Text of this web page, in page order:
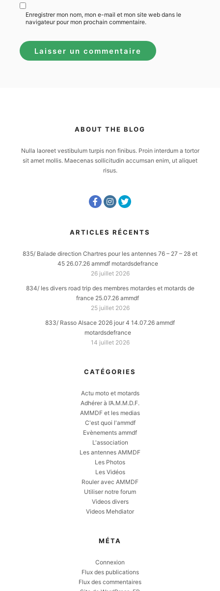
Enregistrer mon nom, mon e-mail et mon site web dans le
navigateur pour mon prochain commentaire.
ABOUT THE BLOG
Nulla laoreet vestibulum turpis non finibus. Proin interdum a tortor
sit amet mollis. Maecenas sollicitudin accumsan enim, ut aliquet
risus.
ARTICLES RÉCENTS
835/ Balade direction Chartres pour les antennes 76 – 27 – 28 et
45 26.07.26 ammdf motardsdefrance
26 juillet 2026
834/ les divers road trip des membres motardes et motards de
france 25.07.26 ammdf
25 juillet 2026
833/ Rasso Alsace 2026 jour 4 14.07.26 ammdf
motardsdefrance
14 juillet 2026
CATÉGORIES
Actu moto et motards
Adhérer à l’A.M.M.D.F.
AMMDF et les medias
C'est quoi l'ammdf
Evènements ammdf
L'association
Les antennes AMMDF
Les Photos
Les Vidéos
Rouler avec AMMDF
Utiliser notre forum
Videos divers
Videos Mehdiator
MÉTA
Connexion
Flux des publications
Flux des commentaires